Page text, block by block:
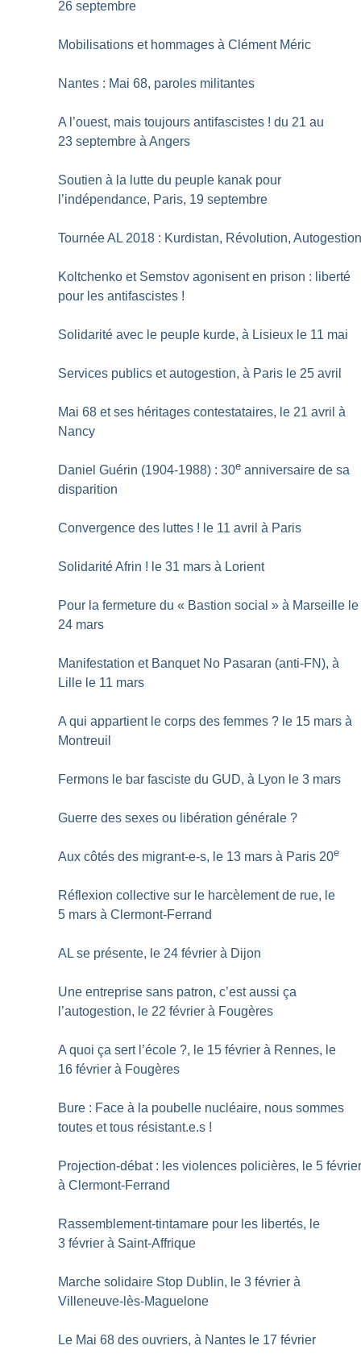
26 septembre
Mobilisations et hommages à Clément Méric
Nantes : Mai 68, paroles militantes
A l’ouest, mais toujours antifascistes ! du 21 au
23 septembre à Angers
Soutien à la lutte du peuple kanak pour
l’indépendance, Paris, 19 septembre
Tournée AL 2018 : Kurdistan, Révolution,
Koltchenko et Semstov agonisent en prison : liberté
pour les antifascistes !
Solidarité avec le peuple kurde, à Lisieux le 11 mai
Services publics et autogestion, à Paris le 25 avril
Mai 68 et ses héritages contestataires, le 21 avril à
Nancy
Daniel Guérin (1904-1988) : 30e anniversaire de sa
disparition
Convergence des luttes ! le 11 avril à Paris
Solidarité Afrin ! le 31 mars à Lorient
Pour la fermeture du « Bastion social » à Marseille le
24 mars
Manifestation et Banquet No Pasaran (anti-FN), à
Lille le 11 mars
A qui appartient le corps des femmes ? le 15 mars à
Montreuil
Fermons le bar fasciste du GUD, à Lyon le 3 mars
Guerre des sexes ou libération générale ?
Aux côtés des migrant-e-s, le 13 mars à Paris 20e
Réflexion collective sur le harcèlement de rue, le
5 mars à Clermont-Ferrand
AL se présente, le 24 février à Dijon
Une entreprise sans patron, c’est aussi ça
l’autogestion, le 22 février à Fougères
A quoi ça sert l’école ?, le 15 février à Rennes, le
16 février à Fougères
Bure : Face à la poubelle nucléaire, nous sommes
toutes et tous résistant.e.s !
Projection-débat : les violences policières, le 5
à Clermont-Ferrand
Rassemblement-tintamare pour les libertés, le
3 février à Saint-Affrique
Marche solidaire Stop Dublin, le 3 février à
Villeneuve-lès-Maguelone
Le Mai 68 des ouvriers, à Nantes le 17 février